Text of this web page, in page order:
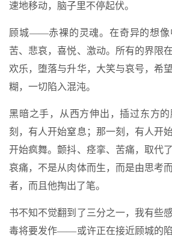
速地移动，脑子里不停起伏。
顾城——赤裸的灵魂。在奇异的想像
苦、悲哀，喜悦、激动。所有的界限
欢乐，堕落与升华，大笑与哀号，希
糊，一切陷入混沌。
黑暗之手，从西方伸出，插过东方
刻，有人开始窒息；那一刻，有人开
开始疯舞。颤抖、痉挛、苦痛，取代
哀痛，不是从肉体而生，而是由思考
者，而且他掏出了笔。
书不知不觉翻到了三分之一，我有些
毒将要发作——或许正在接近顾城的